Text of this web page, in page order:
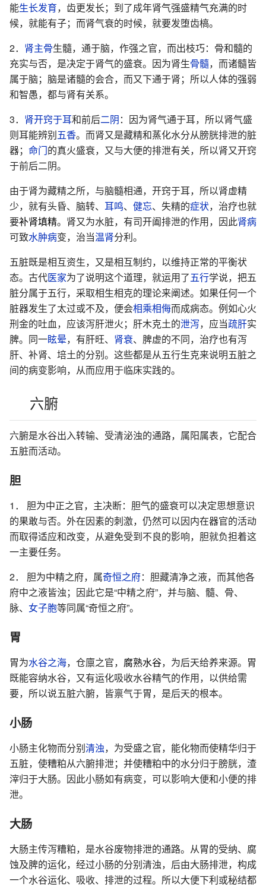
能生长发育，齿更发长；到了成年肾气强盛精气充满的时
候，就能有子；而肾气衰的时候，就要发堕齿槁。
2． 肾主骨生髓，通于脑，作强之官，而出枝巧：骨和髓的
充实与否，是决定于肾气的盛衰。因为肾生骨髓，而诸髓皆
属于脑；脑是诸髓的会合，而又下通于肾；所以人体的强弱
和智愚，都与肾有关系。
3． 肾开窍于耳和前后二阴：因为肾气通于耳，所以肾气盛
则耳能辨别五香。而肾又是藏精和蒸化水分从膀胱排泄的脏
器； 命门的真火盛衰，又与大便的排泄有关，所以肾又开窍
于前后二阴。
由于肾为藏精之所，与脑髓相通，开窍于耳，所以肾虚精
少，就有头昏、脑转、 耳鸣、 健忘、失精的症状，治疗也就
要补肾填精。肾又为水脏，有司开阖排泄的作用，因此肾病
可致水肿病变，治当温肾分利。
五脏既是相互资生，又是相互制约，以维持正常的平衡状
态。古代医家为了说明这个道理，就运用了五行学说，把五
脏分属于五行，采取相生相克的理论来阐述。如果任何一个
脏器发生了太过或不及，便会相乘相侮而成病态。例如心火
刑金的吐血，应该泻肝泄火；肝木克土的泄泻，应当疏肝实
脾。同一眩晕，有肝旺、 肾衰、脾虚的不同，治疗也有泻
肝、补肾、培土的分别。这些都是从五行生克来说明五脏之
间的病变影响，从而应用于临床实践的。
六腑
六腑是水谷出入转输、受清泌浊的通路，属阳属表，它配合
五脏而活动。
胆
1． 胆为中正之官，主决断：胆气的盛衰可以决定思想意识
的果敢与否。外在因素的刺激，仍然可以因内在器官的活动
而取得适应和改变，从避免受到不良的影响，胆就负担着这
一主要任务。
2． 胆为中精之府，属奇恒之府：胆藏清净之液，而其他各
府中之液皆浊；因此它是“中精之府”，并与脑、髓、骨、
脉、 女子胞等同属“奇恒之府”。
胃
胃为水谷之海，仓廪之官， 腐熟水谷，为后天给养来源。胃
既能容纳水谷，又有运化吸收水谷精气的作用，以供给需
要，所以说五脏六腑，皆禀气于胃，是后天的根本。
小肠
小肠主化物而分别清浊，为受盛之官，能化物而使精华归于
五脏，使糟粕从六腑排泄；并使糟粕中的水分归于膀胱，渣
滓归于大肠。因此小肠如有病变，可以影响大便和小便的排
泄。
大肠
大肠主传泻糟粕，是水谷废物排泄的通路。从胃的受纳、腐
蚀及脾的运化，经过小肠的分别清浊，后由大肠排泄，构成
一个水谷运化、吸收、排泄的过程。所以大便下利或秘结都